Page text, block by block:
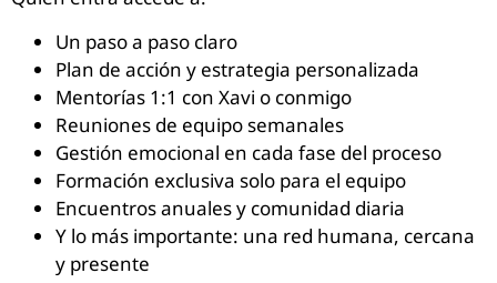
Un paso a paso claro
Plan de acción y estrategia personalizada
Mentorías 1:1 con Xavi o conmigo
Reuniones de equipo semanales
Gestión emocional en cada fase del proceso
Formación exclusiva solo para el equipo
Encuentros anuales y comunidad diaria
Y lo más importante: una red humana, cercana
y presente